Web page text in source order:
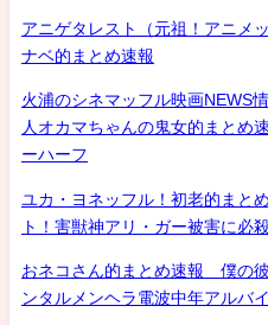
アニゲタレスト（元祖！アニメ
ナベ的まとめ速報
火浦のシネマッフル映画NEWS
人オカマちゃんの鬼女的まとめ
ーハーフ
ユカ・ヨネッフル！初老的まと
ト！害獣神アリ・ガー被害に必
おネコさん的まとめ速報 僕の
ンタルメンヘラ電波中年アルバ